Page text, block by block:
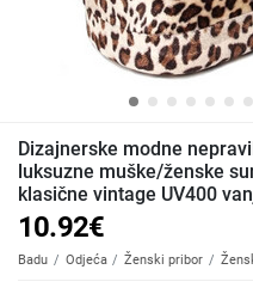
Dizajnerske modne
luksuzne muške/ženske
klasične vintage UV400
10.92€
Badu Odjeća Ženski pribor